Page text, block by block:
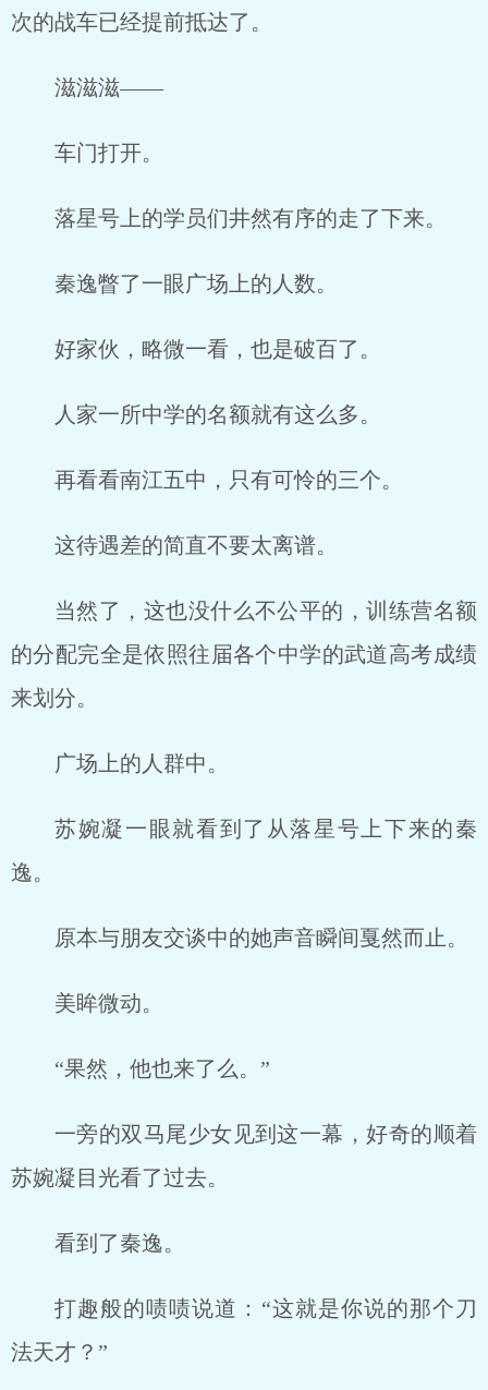
次的战车已经提前抵达了。
滋滋滋——
车门打开。
落星号上的学员们井然有序的走了下来。
秦逸瞥了一眼广场上的人数。
好家伙，略微一看，也是破百了。
人家一所中学的名额就有这么多。
再看看南江五中，只有可怜的三个。
这待遇差的简直不要太离谱。
当然了，这也没什么不公平的，训练营名额
的分配完全是依照往届各个中学的武道高考成绩
来划分。
广场上的人群中。
苏婉凝一眼就看到了从落星号上下来的秦
逸。
原本与朋友交谈中的她声音瞬间戛然而止。
美眸微动。
“果然，他也来了么。”
一旁的双马尾少女见到这一幕，好奇的顺着
苏婉凝目光看了过去。
看到了秦逸。
打趣般的啧啧说道：“这就是你说的那个刀
法天才？”